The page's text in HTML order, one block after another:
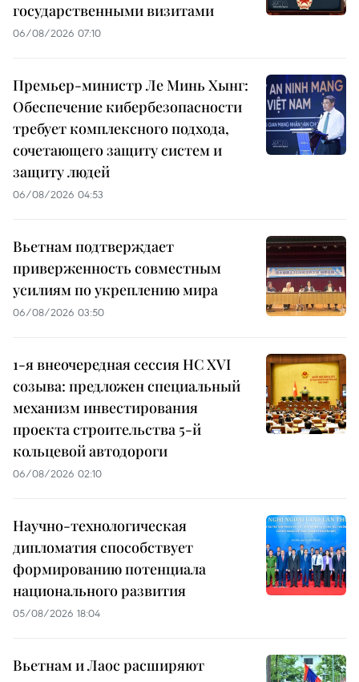
государственными визитами
06/08/2026 07:10
Премьер-министр Ле Минь Хынг:
Обеспечение кибербезопасности
требует комплексного подхода,
сочетающего защиту систем и
защиту людей
06/08/2026 04:53
Вьетнам подтверждает
приверженность совместным
усилиям по укреплению мира
06/08/2026 03:50
1-я внеочередная сессия НС XVI
созыва: предложен специальный
механизм инвестирования
проекта строительства 5-й
кольцевой автодороги
06/08/2026 02:10
Научно-технологическая
дипломатия способствует
формированию потенциала
национального развития
05/08/2026 18:04
Вьетнам и Лаос расширяют